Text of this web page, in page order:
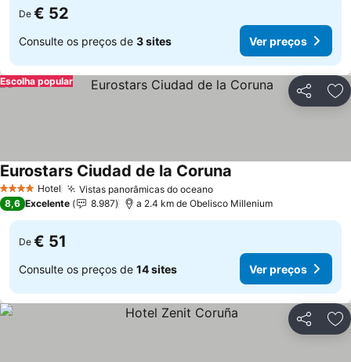
De € 52
Consulte os preços de 3 sites Ver preços
Partilhar
Escolha popular
4 EstrelasHotel Vistas panorâmicas do oceanoVer preços
Eurostars Ciudad de la Coruna
8,6 Excelente 8.987 a 2.4 km de Obelisco Millenium
De € 51
Consulte os preços de 14 sites Ver preços
Partilhar